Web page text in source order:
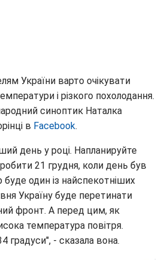
України варто очікувати
і різкого похолодання.
синоптик Наталка
в Facebook.
день у році. Напланируйте
21 грудня, коли день був
один із найспекотніших
Україну буде перетинати
фронт. А перед цим, як
температура повітря.
градуси", - сказала вона.